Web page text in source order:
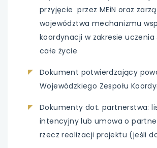
przyjęcie przez MEiN oraz
województwa mechanizmu
koordynacji w zakresie uczenia
całe życie
Dokument potwierdzający
Wojewódzkiego Zespołu
Dokumenty dot. partnerstwa:
intencyjny lub umowa o
rzecz realizacji projektu (jeśli